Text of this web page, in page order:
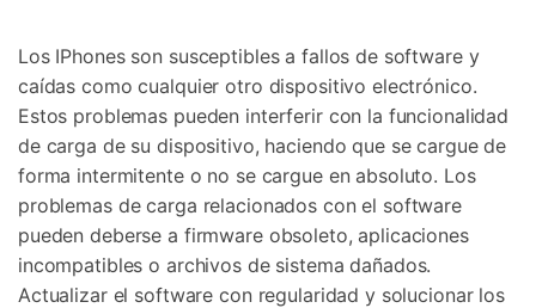
Los IPhones son susceptibles a fallos de software y
caídas como cualquier otro dispositivo electrónico.
Estos problemas pueden interferir con la funcionalidad
de carga de su dispositivo, haciendo que se cargue de
forma intermitente o no se cargue en absoluto. Los
problemas de carga relacionados con el software
pueden deberse a firmware obsoleto, aplicaciones
incompatibles o archivos de sistema dañados.
Actualizar el software con regularidad y solucionar los